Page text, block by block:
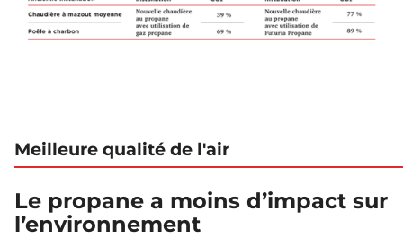
Meilleure qualité de l'air
Le propane a moins d’impact sur
l’environnement